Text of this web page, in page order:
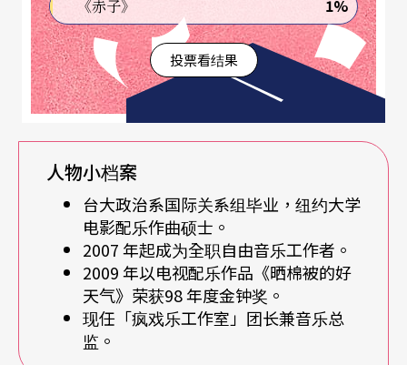
他，却从高一开始爱上吉他。「当时的动机无非就
是好玩、耍帅」，没想到个性好胜的他，渐渐就不
把吉他当弹弹唱唱的乐器，而是投注很多时间练
习，进而写歌、比赛，所组的乐团曾在台北各大Liv
e house表演，足迹更遍及春呐及海洋音乐祭。风光
的日子让他一心想著要当个吉他手，只觉得这条路
很酷，跟上班、念书都不一样。「那时脑中的音乐
概念等于吉他、等于乐团、等于摇滚。」但是这个
梦想对于踏实的父亲来说，是个没有道理的叉路。
于是理想与现实的拉扯，就在一次次的争吵中一再
地上演著。
《赤子》 1%
投票看结果
人物小档案
台大政治系国际关系组毕业，纽约大学
电影配乐作曲硕士。
2007 年起成为全职自由音乐工作者。
2009 年以电视配乐作品《晒棉被的好
天气》荣获98 年度金钟奖。
现任「疯戏乐工作室」团长兼音乐总
监。